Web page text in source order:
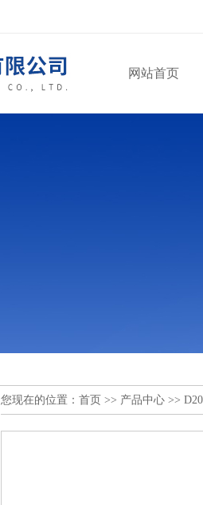
网站首页
您现在的位置： 首页 >> 产品中心 >>